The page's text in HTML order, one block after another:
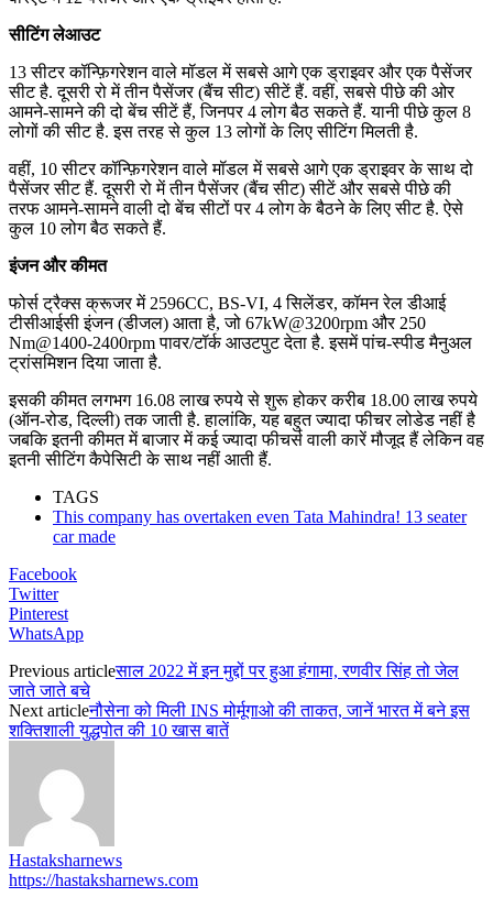
सीटिंग लेआउट
13 सीटर कॉन्फ़िगरेशन वाले मॉडल में सबसे आगे एक ड्राइवर और एक पैसेंजर
सीट है. दूसरी रो में तीन पैसेंजर (बैंच सीट) सीटें हैं. वहीं, सबसे पीछे की ओर
आमने-सामने की दो बेंच सीटें हैं, जिनपर 4 लोग बैठ सकते हैं. यानी पीछे कुल 8
लोगों की सीट है. इस तरह से कुल 13 लोगों के लिए सीटिंग मिलती है.
वहीं, 10 सीटर कॉन्फ़िगरेशन वाले मॉडल में सबसे आगे एक ड्राइवर के साथ दो
पैसेंजर सीट हैं. दूसरी रो में तीन पैसेंजर (बैंच सीट) सीटें और सबसे पीछे की
तरफ आमने-सामने वाली दो बेंच सीटों पर 4 लोग के बैठने के लिए सीट है. ऐसे
कुल 10 लोग बैठ सकते हैं.
इंजन और कीमत
फोर्स ट्रैक्स क्रूजर में 2596CC, BS-VI, 4 सिलेंडर, कॉमन रेल डीआई
टीसीआईसी इंजन (डीजल) आता है, जो 67kW@3200rpm और 250
Nm@1400-2400rpm पावर/टॉर्क आउटपुट देता है. इसमें पांच-स्पीड मैनुअल
ट्रांसमिशन दिया जाता है.
इसकी कीमत लगभग 16.08 लाख रुपये से शुरू होकर करीब 18.00 लाख रुपये
(ऑन-रोड, दिल्ली) तक जाती है. हालांकि, यह बहुत ज्यादा फीचर लोडेड नहीं है
जबकि इतनी कीमत में बाजार में कई ज्यादा फीचर्स वाली कारें मौजूद हैं लेकिन वह
इतनी सीटिंग कैपेसिटी के साथ नहीं आती हैं.
TAGS
This company has overtaken even Tata Mahindra! 13 seater
car made
Facebook
Twitter
Pinterest
WhatsApp
Previous articleसाल 2022 में इन मुद्दों पर हुआ हंगामा, रणवीर सिंह तो जेल
जाते जाते बचे
Next articleनौसेना को मिली INS मोर्मूगाओ की ताकत, जानें भारत में बने इस
शक्तिशाली युद्धपोत की 10 खास बातें
Hastaksharnews
https://hastaksharnews.com